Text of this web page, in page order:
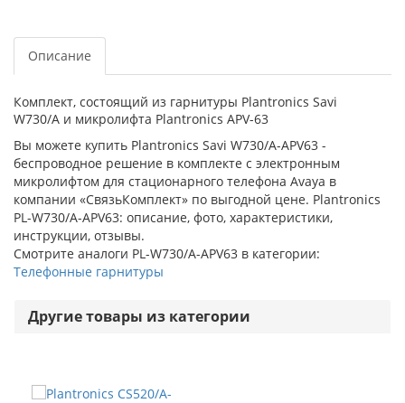
Описание
Комплект, состоящий из гарнитуры Plantronics Savi
W730/A и микролифта Plantronics АРV-63
Вы можете купить Plantronics Savi W730/A-APV63 -
беспроводное решение в комплекте с электронным
микролифтом для стационарного телефона Avaya в
компании «СвязьКомплект» по выгодной цене. Plantronics
PL-W730/A-APV63: описание, фото, характеристики,
инструкции, отзывы.
Смотрите аналоги PL-W730/A-APV63 в категории:
Телефонные гарнитуры
Другие товары из категории